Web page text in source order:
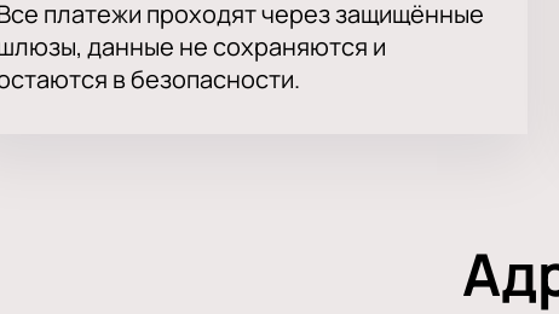
платежи проходят через защищённые
данные не сохраняются и
в безопасности.